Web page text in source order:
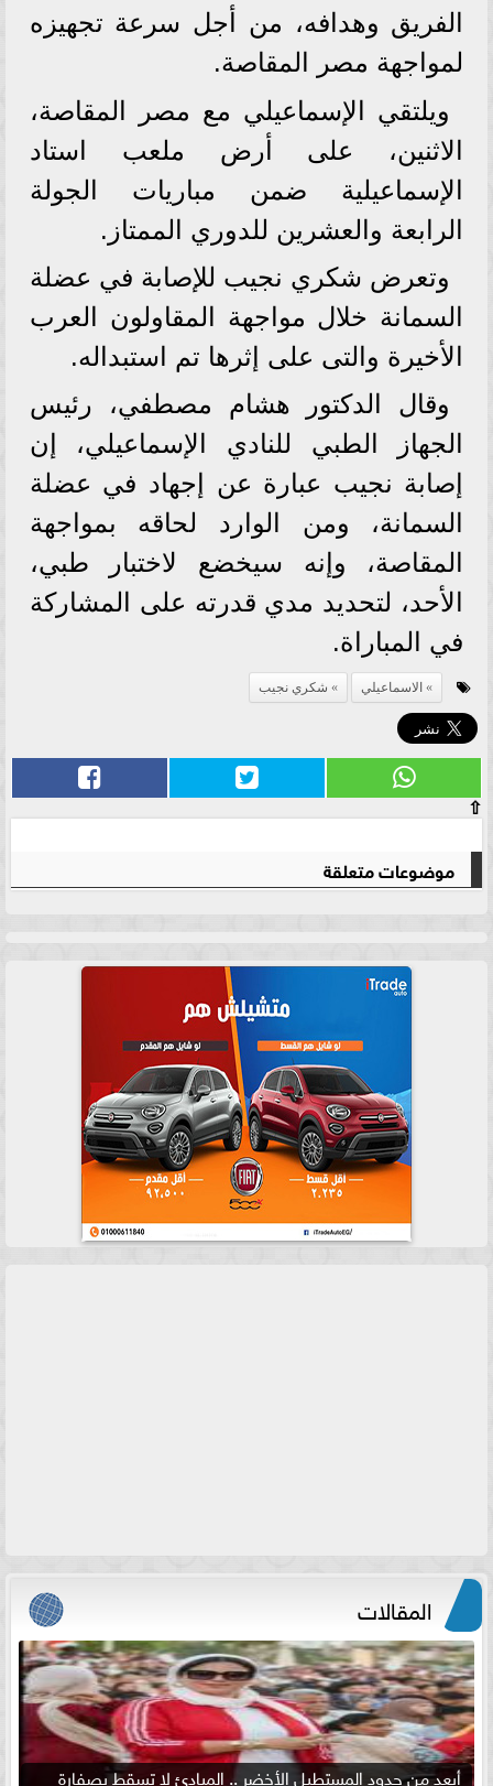
الفريق وهدافه، من أجل سرعة تجهيزه
لمواجهة مصر المقاصة.
ويلتقي الإسماعيلي مع مصر المقاصة،
الاثنين، على أرض ملعب استاد
الإسماعيلية ضمن مباريات الجولة
الرابعة والعشرين للدوري الممتاز.
وتعرض شكري نجيب للإصابة في عضلة
السمانة خلال مواجهة المقاولون العرب
الأخيرة والتى على إثرها تم استبداله.
وقال الدكتور هشام مصطفي، رئيس
الجهاز الطبي للنادي الإسماعيلي، إن
إصابة نجيب عبارة عن إجهاد في عضلة
السمانة، ومن الوارد لحاقه بمواجهة
المقاصة، وإنه سيخضع لاختبار طبي،
الأحد، لتحديد مدي قدرته على المشاركة
في المباراة.
الاسماعيلي شكري نجيب
⇧
موضوعات متعلقة
المقالات
أبعد من حدود المستطيل الأخضر .. المبادئ لا تسقط بصفارة